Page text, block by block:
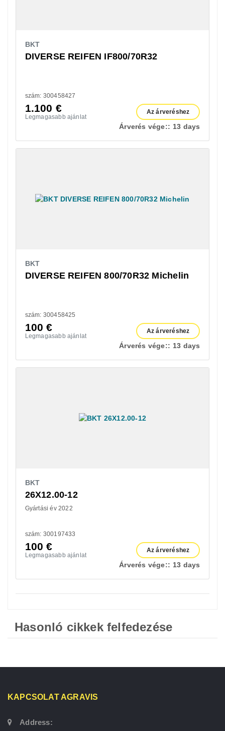
BKT
DIVERSE REIFEN IF800/70R32
szám: 300458427
1.100 €
Legmagasabb ajánlat
Az árveréshez
Árverés vége:: 13 days
BKT
DIVERSE REIFEN 800/70R32 Michelin
szám: 300458425
100€
Legmagasabb ajánlat
Az árveréshez
Árverés vége:: 13 days
BKT
26X12.00-12
Gyártási év 2022
szám: 300197433
100€
Legmagasabb ajánlat
Az árveréshez
Árverés vége:: 13 days
Hasonló cikkek felfedezése
KAPCSOLAT AGRAVIS
Address: